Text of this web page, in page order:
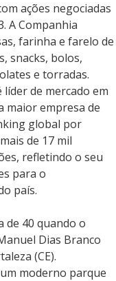
ações negociadas
A Companhia
farinha e farelo de
snacks, bolos,
e torradas.
líder de mercado em
maior empresa de
global por
de 17 mil
refletindo o seu
para o
país.
de 40 quando o
Dias Branco
(CE).
moderno parque